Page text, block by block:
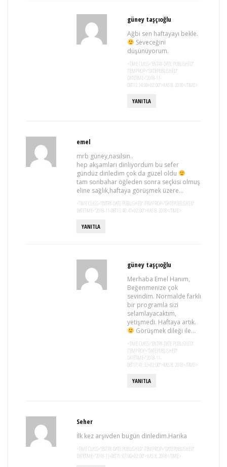
güney taşçıoğlu
Ağbi sen haftayayı bekle.
Seveceğini
düşünüyorum.
<TIME CLASS="ENTRY-DATE PUBLISHED"
ITEMPROP="DATEPUBLISHED"
DATETIME="2018-11-
08T13:34:00+02:00">KAS 8, 2018</TIME>
YANITLA
emel
mrb güney,nasılsın..
hep akşamları dinliyordum bu sefer
gündüz dinledim çok da güzel oldu
tam sonbahar öğleden sonra seçkisi olmuş
eline sağlık,haftaya görüşmek üzere…
<TIME CLASS="ENTRY-DATE PUBLISHED" ITEMPROP="DATEPUBLISHED"
DATETIME="2018-11-08T13:40:41+02:00">KAS 8, 2018</TIME>
YANITLA
güney taşçıoğlu
Merhaba Emel Hanım,
Beğenmenize çok
sevindim. Normalde farklı
bir programla sizi
selamlayacaktım,
yetişmedi. Haftaya artık.
Görüşmek dileği ile…
<TIME CLASS="ENTRY-DATE PUBLISHED"
ITEMPROP="DATEPUBLISHED"
DATETIME="2018-11-
08T17:41:32+02:00">KAS 8, 2018</TIME>
YANITLA
Seher
İlk kez arşivden bugün dinledim.Harika
<TIME CLASS="ENTRY-DATE PUBLISHED" ITEMPROP="DATEPUBLISHED"
DATETIME="2018-11-08T15:07:00+02:00">KAS 8, 2018</TIME>